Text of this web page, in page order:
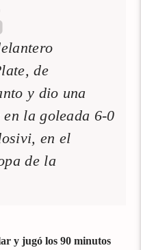
de
y dio una
la goleada 6-0
en el
de la
y jugó los 90 minutos